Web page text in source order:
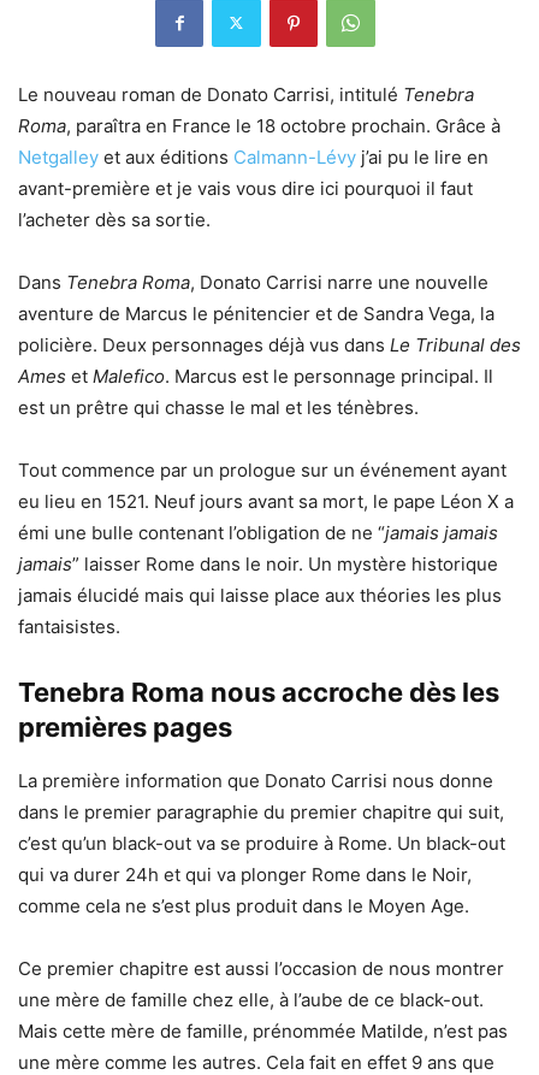
Le nouveau roman de Donato Carrisi, intitulé Tenebra
Roma, paraîtra en France le 18 octobre prochain. Grâce à
Netgalley et aux éditions Calmann-Lévy j’ai pu le lire en
avant-première et je vais vous dire ici pourquoi il faut
l’acheter dès sa sortie.
Dans Tenebra Roma, Donato Carrisi narre une nouvelle
aventure de Marcus le pénitencier et de Sandra Vega, la
policière. Deux personnages déjà vus dans Le Tribunal des
Ames et Malefico. Marcus est le personnage principal. Il
est un prêtre qui chasse le mal et les ténèbres.
Tout commence par un prologue sur un événement ayant
eu lieu en 1521. Neuf jours avant sa mort, le pape Léon X a
émi une bulle contenant l’obligation de ne “jamais jamais
jamais” laisser Rome dans le noir. Un mystère historique
jamais élucidé mais qui laisse place aux théories les plus
fantaisistes.
Tenebra Roma nous accroche dès les
premières pages
La première information que Donato Carrisi nous donne
dans le premier paragraphie du premier chapitre qui suit,
c’est qu’un black-out va se produire à Rome. Un black-out
qui va durer 24h et qui va plonger Rome dans le Noir,
comme cela ne s’est plus produit dans le Moyen Age.
Ce premier chapitre est aussi l’occasion de nous montrer
une mère de famille chez elle, à l’aube de ce black-out.
Mais cette mère de famille, prénommée Matilde, n’est pas
une mère comme les autres. Cela fait en effet 9 ans que